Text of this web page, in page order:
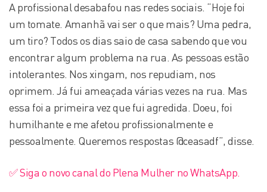
A profissional desabafou nas redes sociais. “Hoje foi
um tomate. Amanhã vai ser o que mais? Uma pedra,
um tiro? Todos os dias saio de casa sabendo que vou
encontrar algum problema na rua. As pessoas estão
intolerantes. Nos xingam, nos repudiam, nos
oprimem. Já fui ameaçada várias vezes na rua. Mas
essa foi a primeira vez que fui agredida. Doeu, foi
humilhante e me afetou profissionalmente e
pessoalmente. Queremos respostas @ceasadf”, disse.
✅ Siga o novo canal do Plena Mulher no WhatsApp.